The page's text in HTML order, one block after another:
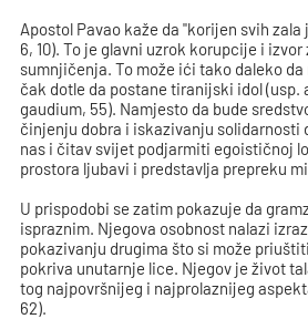
Apostol Pavao kaže da "korijen svih zala
6, 10). To je glavni uzrok korupcije i
sumnjičenja. To može ići tako daleko da
čak dotle da postane tiranijski idol (usp.
gaudium, 55). Namjesto da bude
činjenju dobra i iskazivanju solidarnosti
nas i čitav svijet podjarmiti egoističnoj
prostora ljubavi i predstavlja prepreku
U prispodobi se zatim pokazuje da
ispraznim. Njegova osobnost nalazi
pokazivanju drugima što si može
pokriva unutarnje lice. Njegov je život
tog najpovršnijeg i najprolaznijeg
62).